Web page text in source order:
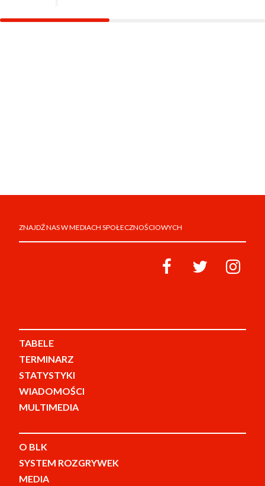
ZNAJDŹ NAS W MEDIACH SPOŁECZNOŚCIOWYCH
TABELE
TERMINARZ
STATYSTYKI
WIADOMOŚCI
MULTIMEDIA
O BLK
SYSTEM ROZGRYWEK
MEDIA